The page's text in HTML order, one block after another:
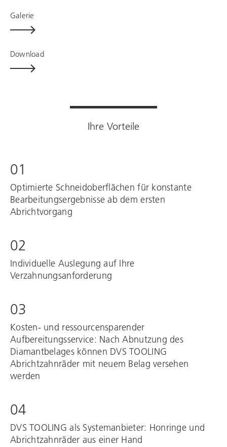
Galerie
Download
Ihre Vorteile
01
Optimierte Schneidoberflächen für konstante
Bearbeitungsergebnisse ab dem ersten
Abrichtvorgang
02
Individuelle Auslegung auf Ihre
Verzahnungsanforderung
03
Kosten- und ressourcensparender
Aufbereitungsservice: Nach Abnutzung des
Diamantbelages können DVS TOOLING
Abrichtzahnräder mit neuem Belag versehen
werden
04
DVS TOOLING als Systemanbieter: Honringe und
Abrichtzahnräder aus einer Hand